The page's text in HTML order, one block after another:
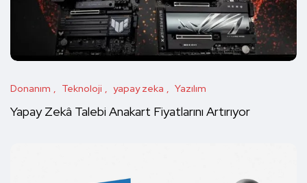
Donanım Teknoloji yapay zeka Yazılım
Yapay Zekâ Talebi Anakart Fiyatlarını Artırıyor